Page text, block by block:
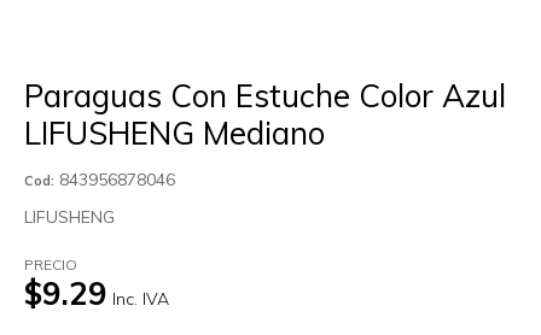
Paraguas Con Estuche Color Azul
LIFUSHENG Mediano
Cod: 843956878046
LIFUSHENG
PRECIO
$9.29 Inc. IVA